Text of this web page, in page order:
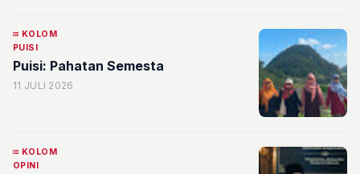
KOLOM
PUISI
Puisi: Pahatan Semesta
11 JULI 2026
KOLOM
OPINI